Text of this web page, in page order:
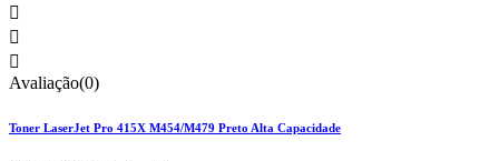



Avaliação(0)
Toner LaserJet Pro 415X M454/M479 Preto Alta Capacidade